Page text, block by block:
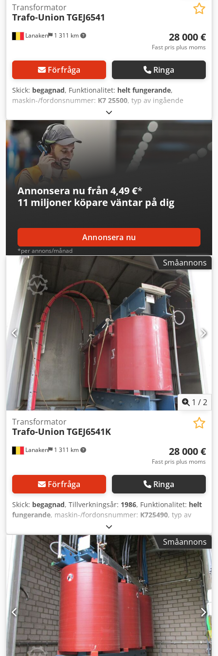
Lanaken 1 311 km
Transformator
Trafo-Union TGEJ6541
28 000 €
Fast pris plus moms
Förfråga Ringa
Skick: begagnad, Funktionalitet: helt fungerande,
maskin-/fordonsnummer: K7 25500, typ av ingående
7 430 kg
ingångsfrekvens:50 Hz, nominell (skenä) effekt:3 000 kVA,
sekundär spänning:
, skyddstyp (IP-kod):
ingångsström:173 A, typ av utgångsström: trefas,
utgångsspänning:500 V
, Trefastransformator (torr) från
primär 10 kV (±5 %) till sekundär 500 V med en effekt på
3000 kVA Codpfx Agex Swaxomsrf
Annonsera nu från 4,49 €*
11 miljoner köpare väntar på dig
Annonsera nu
*per annons/månad
Småannons
1 /2
Lanaken 1 311 km
Transformator
Trafo-Union TGEJ6541K
28 000 €
Fast pris plus moms
Förfråga Ringa
Skick: begagnad, Tillverkningsår: 1986, Funktionalitet: helt
fungerande, maskin-/fordonsnummer: K725490, typ av
, totalvikt:
10 000 V, ingångsfrekvens:50 Hz, nominell (skenä) effekt:
3 000 kVA, sekundär spänning: 500 V , skyddstyp (IP-kod):
IP00, ingångsström:173 A, typ av utgångsström:trefas,
utgångsspänning:500 V, Utrustning: Typplåt tillgänglig,
Trefastransformator (torr) från primär 10 kV (±5 %) till
sekundär 500 V med en effekt på 3000 kVA Cedpex Sv R
Nsfx Agmorf
Småannons